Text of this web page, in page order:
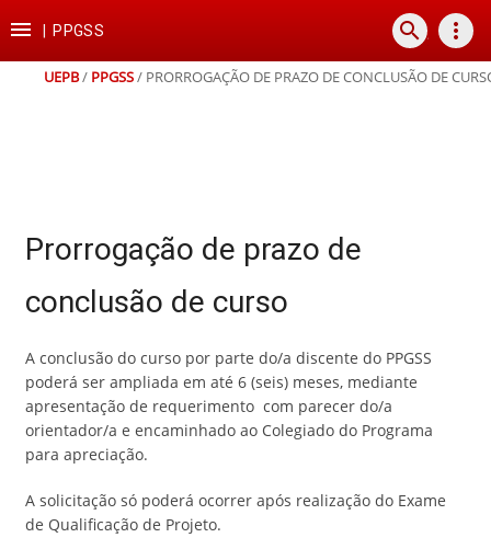
para
conteúdo
para
para
para
rodapé
 PPGSS search more_vert
UEPB/ PPGSS/ PRORROGAÇÃO DE PRAZO DE CONCLUSÃO DE
Prorrogação de prazo de
conclusão de curso
A conclusão do curso por parte do/a discente do PPGSS
poderá ser ampliada em até 6 (seis) meses, mediante
apresentação de requerimento com parecer do/a
orientador/a e encaminhado ao Colegiado do Programa
para apreciação.
A solicitação só poderá ocorrer após realização do Exame
de Qualificação de Projeto.